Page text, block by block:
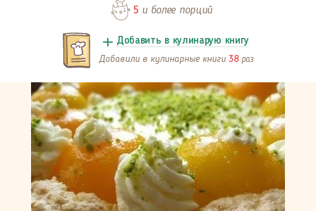
5 и более порций
Добавить в кулинарую книгу
Добавили в кулинарные книги 38 раз